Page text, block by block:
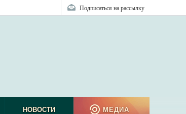
Подписаться на рассылку
НОВОСТИ МЕДИА